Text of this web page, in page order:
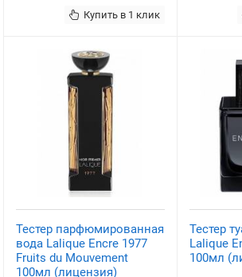
Купить в 1 клик
Тестер парфюмированная
вода Lalique Encre 1977
Fruits du Mouvement
100мл (лицензия)
Тестер
Lalique
100мл